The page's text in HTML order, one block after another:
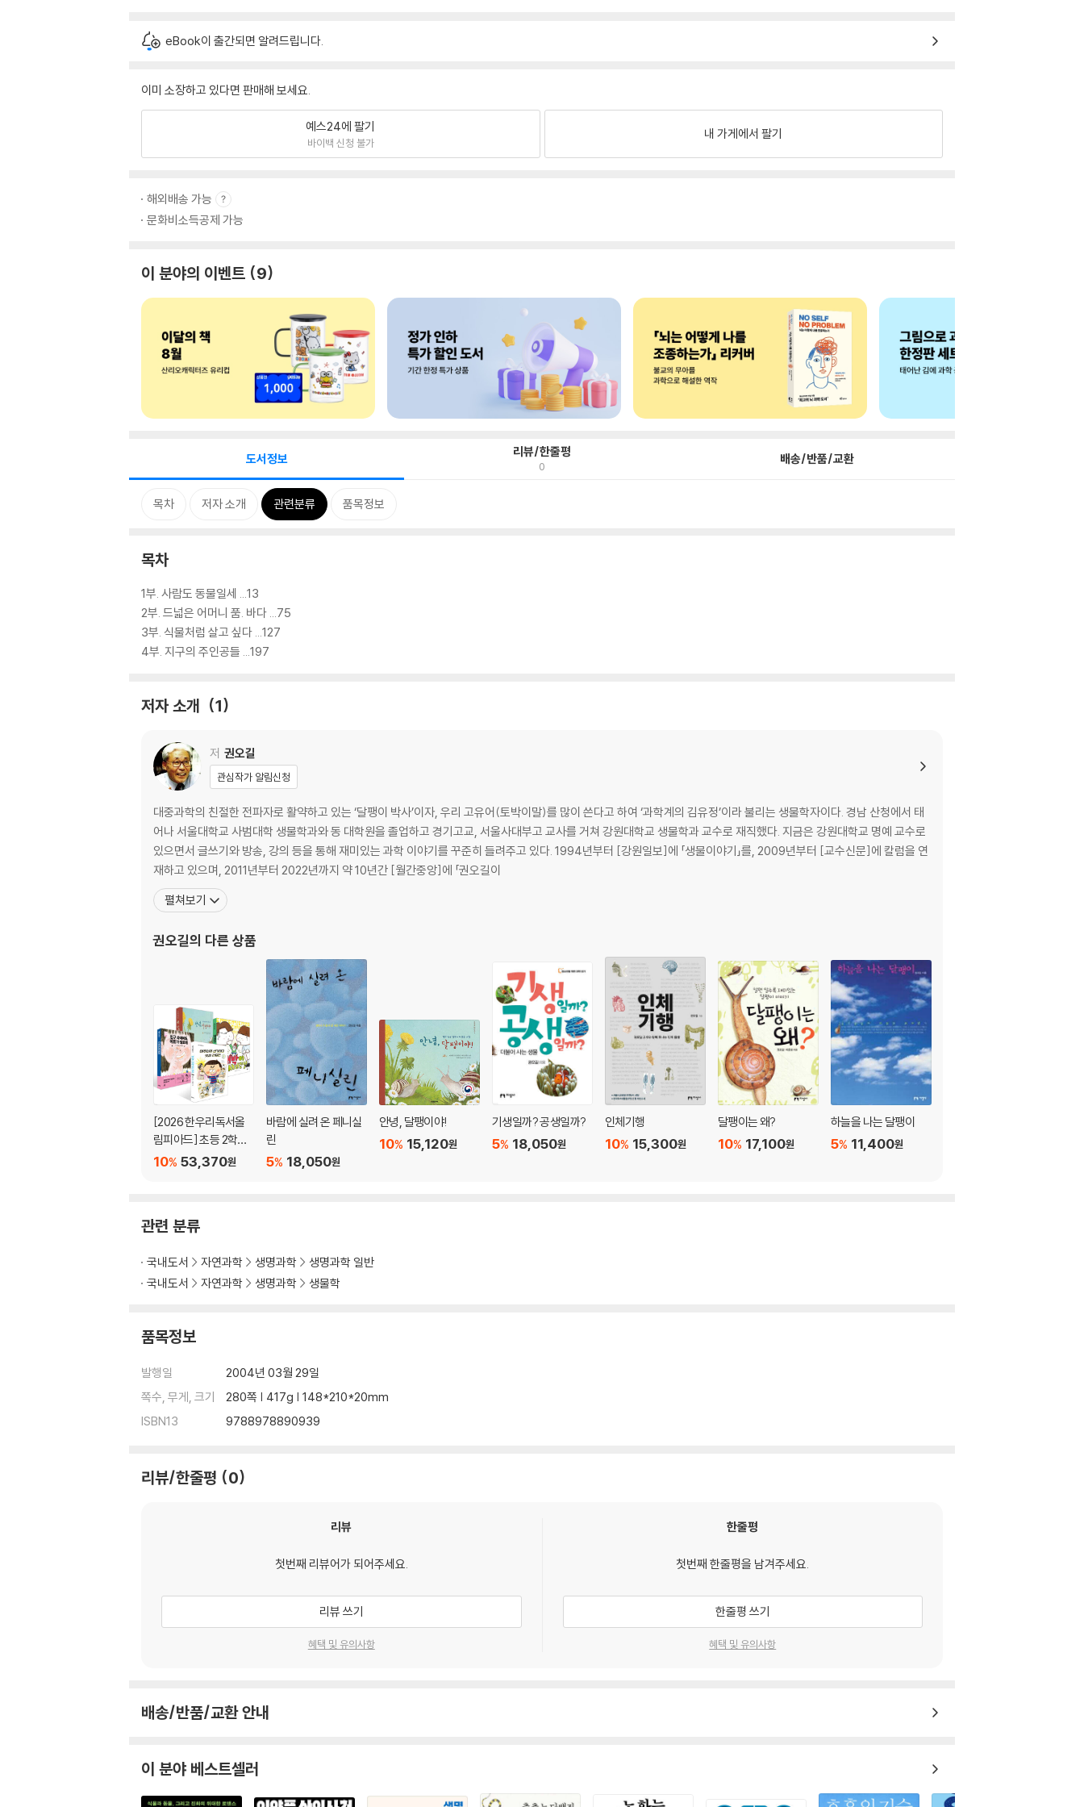
eBook이 출간되면 알려드립니다.
이미 소장하고 있다면 판매해 보세요.
예스24에 팔기
바이백 신청 불가
내 가게에서 팔기
해외배송 가능
문화비소득공제 가능
이 분야의 이벤트 9
도서정보 리뷰/한줄평
0 배송/반품/교환
목차 저자 소개 관련분류 품목정보
목차
1부. 사람도 동물일세 ...13
2부. 드넓은 어머니 품. 바다 ...75
3부. 식물처럼 살고 싶다 ...127
4부. 지구의 주인공들 ...197
저자 소개 1
저 권오길
관심작가 알림신청
대중과학의 친절한 전파자로 활약하고 있는 ‘달팽이 박사’이자, 우리 고유어(토박이말)를 많이 쓴다고 하여 ‘과학계의 김유정’이라 불리는 생물학자이다. 경남 산청에서 태
어나 서울대학교 사범대학 생물학과와 동 대학원을 졸업하고 경기고교, 서울사대부고 교사를 거쳐 강원대학교 생물학과 교수로 재직했다. 지금은 강원대학교 명예 교수로
있으면서 글쓰기와 방송, 강의 등을 통해 재미있는 과학 이야기를 꾸준히 들려주고 있다. 1994년부터 [강원일보]에 「생물이야기」를, 2009년부터 [교수신문]에 칼럼을 연
재하고 있으며, 2011년부터 2022년까지 약 10년간 [월간중앙]에 「권오길이
펼쳐보기
권오길의 다른 상품
[2026 한우리독서올
림피아드] 초등 2학년
필독서 세트53,370원
10%
바람에 실려 온 페니실
린
18,050원
5%
안녕, 달팽이야!
15,120원
10%
기생일까? 공생일까?
18,050원
5%
인체기행
15,300원
10%
달팽이는 왜?
17,100원
10%
하늘을 나는 달팽이
11,400원
5%
관련 분류
국내도서 자연과학 생명과학
생명과학 일반
국내도서
자연과학 생명과학 생물학
품목정보
발행일
2004년 03월 29일
쪽수, 무게, 크기
280쪽 | 417g | 148*210*20mm
ISBN13
9788978890939
리뷰/한줄평 0
리뷰
첫번째 리뷰어가 되어주세요.
리뷰 쓰기
혜택 및 유의사항
한줄평
첫번째 한줄평을 남겨주세요.
한줄평 쓰기
혜택 및 유의사항
배송/반품/교환 안내
이 분야 베스트셀러